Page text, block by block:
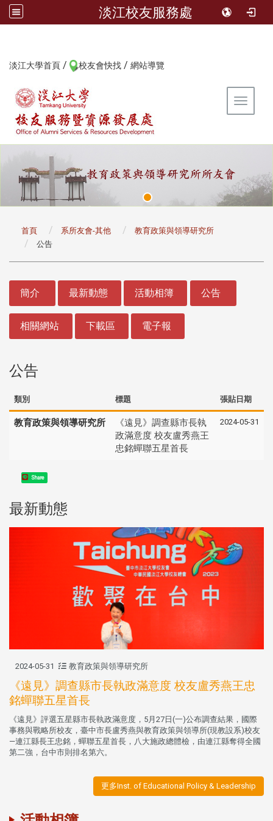
淡江校友服務處
淡江大學首頁 / 校友會快找 / 網站導覽
Toggle
首頁 系所友會-其他
教育政策與領導研究所
公告
簡介 最新動態 活動相簿 公告
相關網站 下載區 電子報
公告
類別 標題 張貼日期
教育政策與領導研究所
《遠見》調查縣市長執
政滿意度 校友盧秀燕王
忠銘蟬聯五星首長
2024-05-31
Share
最新動態
2024-05-31 教育政策與領導研究所
《遠見》調查縣市長執政滿意度 校友盧秀燕王忠
銘蟬聯五星首長
《遠見》評選五星縣市長執政滿意度，5月27日(一)公布調查結果，國際
事務與戰略所校友，臺中市長盧秀燕與教育政策與領導所(現教設系)校友
—連江縣長王忠銘，蟬聯五星首長，八大施政總體檢，由連江縣奪得全國
第二強，台中市則排名第六。
更多Inst. of Educational Policy & Leadership